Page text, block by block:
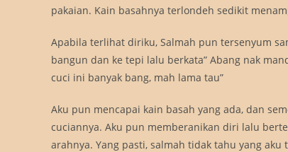
pakaian. Kain basahnya terlondeh sedikit
Apabila terlihat diriku, Salmah pun tersenyum
bangun dan ke tepi lalu berkata” Abang nak
cuci ini banyak bang, mah lama tau”
Aku pun mencapai kain basah yang ada, dan
cuciannya. Aku pun memberanikan diri lalu
arahnya. Yang pasti, salmah tidak tahu yang